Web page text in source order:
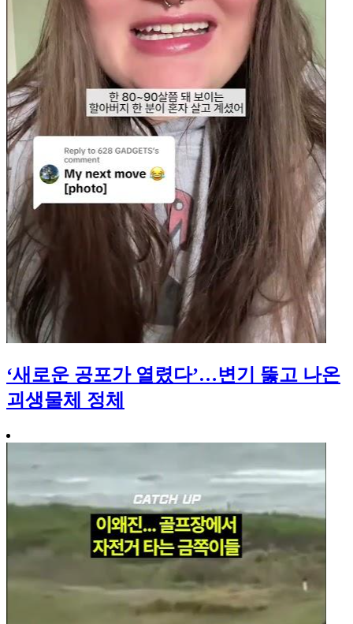
‘새로운 공포가 열렸다’…변기 뚫고 나온
괴생물체 정체